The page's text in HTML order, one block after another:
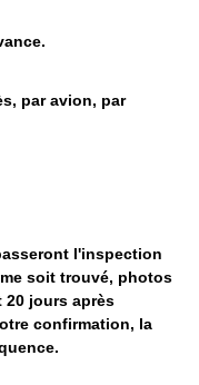
par avion, par
l'inspection
soit trouvé, photos
jours après
confirmation, la